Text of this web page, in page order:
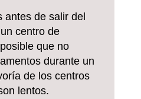
antes de salir del
centro de
que no
durante un
de los centros
lentos.